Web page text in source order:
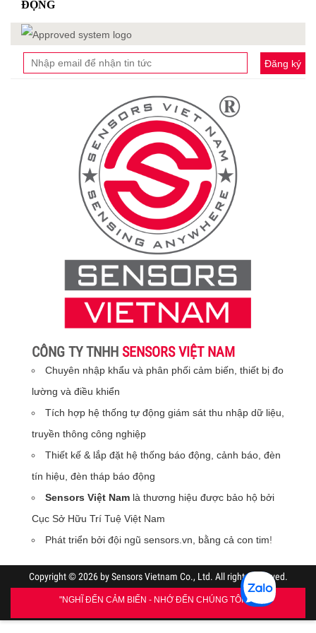
Đăng ký
CÔNG TY TNHH SENSORS VIỆT NAM
Chuyên nhập khẩu và phân phối cảm biến, thiết bị đo
lường và điều khiển
Tích hợp hệ thống tự động giám sát thu nhập dữ liệu,
truyền thông công nghiệp
Thiết kế & lắp đặt hệ thống báo động, cảnh báo, đèn
tín hiệu, đèn tháp báo động
Sensors Việt Nam là thương hiệu được bảo hộ bởi
Cục Sở Hữu Trí Tuệ Việt Nam
Phát triển bởi đội ngũ sensors.vn, bằng cả con tim!
Copyright © 2026 by Sensors Vietnam Co., Ltd. All rights reserved.
"NGHĨ ĐẾN CẢM BIẾN - NHỚ ĐẾN CHÚNG TÔI"